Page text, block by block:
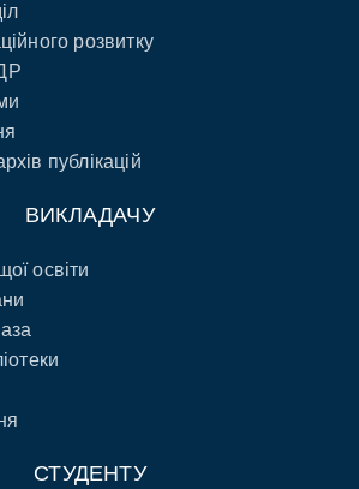
розвитку
публікацій
ВИКЛАДАЧУ
освіти
СТУДЕНТУ